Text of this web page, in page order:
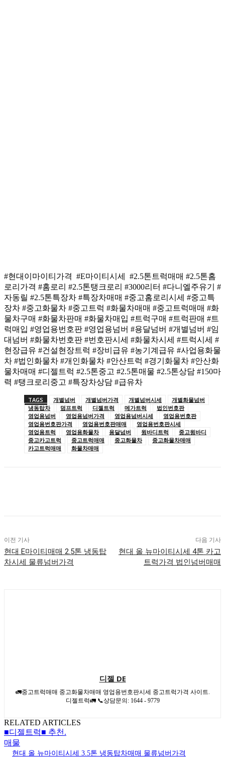
#현대이마이티가격 #E마이티시세 #2.5톤트럭매매 #2.5톤홈
로리가격 #홈로리 #2.5톤탱크로리 #3000리터 #다니엘주유기 #
자동릴 #2.5톤특장차 #특장차매매 #중고홈로리시세 #중고특
장차 #중고화물차 #중고트럭 #화물차매매 #중고트럭매매 #화
물차구매 #화물차판매 #화물차매입 #트럭구매 #트럭판매 #트
럭매입 #영업용번호판 #영업용넘버 #용달넘버 #개별넘버 #임
대넘버 #화물차번호판 #번호판시세 #화물차시세 #트럭시세 #
현장급유 #건설현장트럭 #장비급유 #농기계급유 #사업용화물
차 #법인화물차 #개인화물차 #안산트럭 #경기화물차 #안산화
물차매매 #디젤트럭 #2.5톤중고 #2.5톤매물 #2.5톤상담 #150마
력 #탱크로리중고 #특장차상담 #급유차
TAGS 개별넘버 개별넘버가격 개별넘버시세
개별화물넘버
냉동탑차
덤프트럭 디젤트럭 메가트럭
법인번호판
영업용넘버
영업용넘버가격 영업용넘버시세
영업용번호판
영업용번호판가격
영업용번호판매매
영업용번호판시세
영업용트럭
영업용화물차 용달넘버 윙바디트럭
중고윙바디
중고카고트럭
중고트럭매매 중고화물차
중고화물차매매
카고트럭매매
화물차매매
이전 기사
현대 E마이티매매 2.5톤 냉동탑
차시세 물류넘버가격
다음 기사
현대 올 뉴마이티시세 4톤 카고
트럭가격 법인넘버매매
디젤 DE
🚛중고트럭매매 중고화물차매매 영업용번호판시세 중고트럭가격 사이트.
디젤트럭🚛 📞상담문의: 1644 - 9779
RELATED ARTICLES
■디젤트럭■ 추천.
매물
현대 올 뉴마이티시세 3.5톤 냉동탑차매매 물류넘버가격